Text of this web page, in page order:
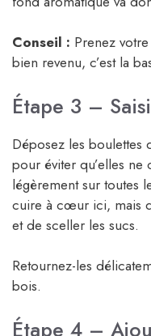
Conseil : Prenez
bien revenu, c’est la
Étape 3 –
Déposez les boulettes
pour éviter qu’elles
légèrement sur toutes
cuire à cœur ici, mais
et de sceller les sucs.
Retournez-les
bois.
Étape 4 –